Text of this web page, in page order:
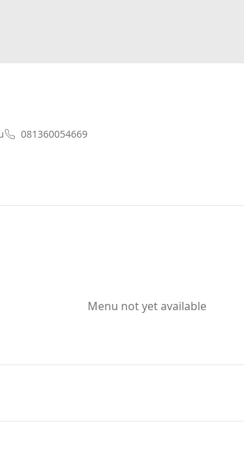
081360054669
Menu not yet available